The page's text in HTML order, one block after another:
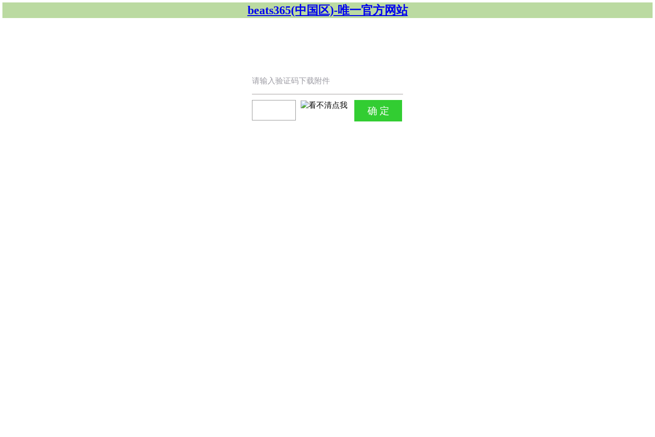
beats365(中国区)-唯一官方网站
请输入验证码下载附件